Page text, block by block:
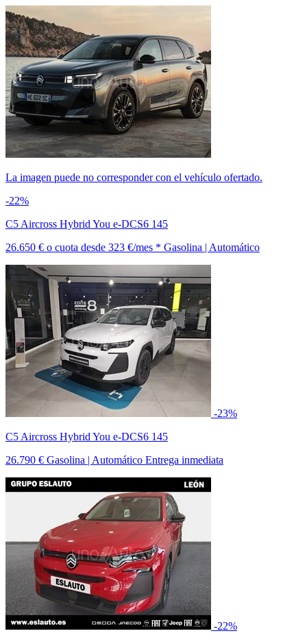
La imagen puede no corresponder con el vehículo ofertado.
-22%
C5 Aircross Hybrid You e-DCS6 145
26.650 € o cuota desde 323 €/mes * Gasolina | Automático
-23%
C5 Aircross Hybrid You e-DCS6 145
26.790 € Gasolina | Automático Entrega inmediata
-22%